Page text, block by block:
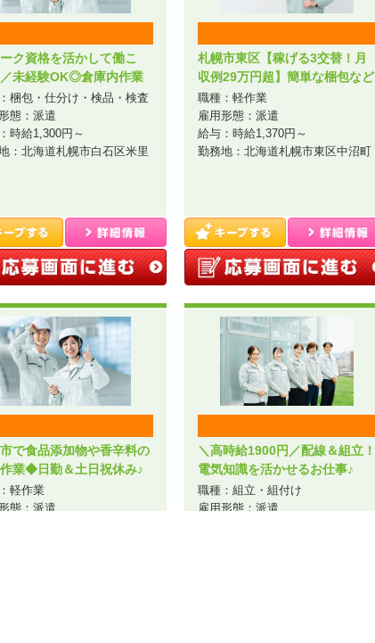
ク資格を活かして働こ
未経験OK◎倉庫内作業
／A44-001486
梱包・仕分け・検品・検査
態：派遣
時給1,300円～
：北海道札幌市白石区米里
札幌市東区【稼げる3交替！月
収例29万円超】簡単な梱包など
【1】／A44-004484
職種：軽作業
雇用形態：派遣
給与：時給1,370円～
勤務地：北海道札幌市東区中沼町
で食品添加物や香辛料の
業◆日勤＆土日祝休み♪
／A44-006167
軽作業
態：派遣
＼高時給1900円／配線＆組立！
電気知識を活かせるお仕事♪
【1】／A44-006135
職種：組立・組付け
雇用形態：派遣